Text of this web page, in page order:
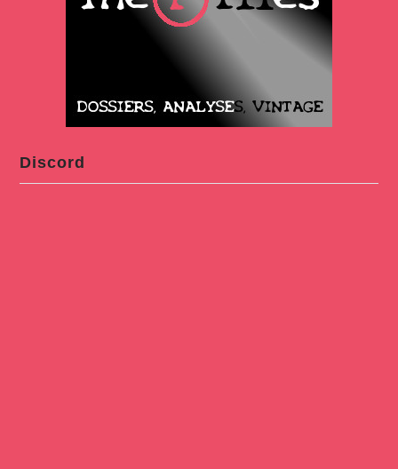
Discord